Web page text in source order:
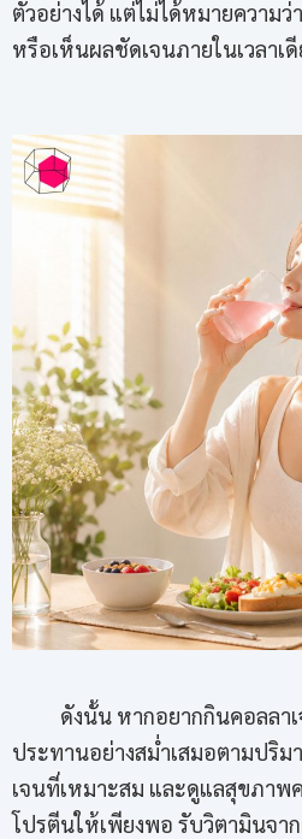
ตัวอย่างได้ แต่ไม่ได้หมายความ
หรือเห็นผลชัดเจนภายในเวลาเ
ดังนั้น หากอยากกินคอลลาเ
ประทานอย่างสม่ำเสมอตามปริ
เจนที่เหมาะสม และดูแลสุขภาพ
โปรตีนให้เพียงพอ รับวิตามินจา